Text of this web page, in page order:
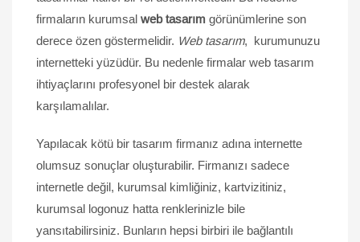
firmaların kurumsal web tasarım görünümlerine son
derece özen göstermelidir. Web tasarım, kurumunuzu
internetteki yüzüdür. Bu nedenle firmalar web tasarım
ihtiyaçlarını profesyonel bir destek alarak
karşılamalılar.
Yapılacak kötü bir tasarım firmanız adına internette
olumsuz sonuçlar oluşturabilir. Firmanızı sadece
internetle değil, kurumsal kimliğiniz, kartvizitiniz,
kurumsal logonuz hatta renklerinizle bile
yansıtabilirsiniz. Bunların hepsi birbiri ile bağlantılı